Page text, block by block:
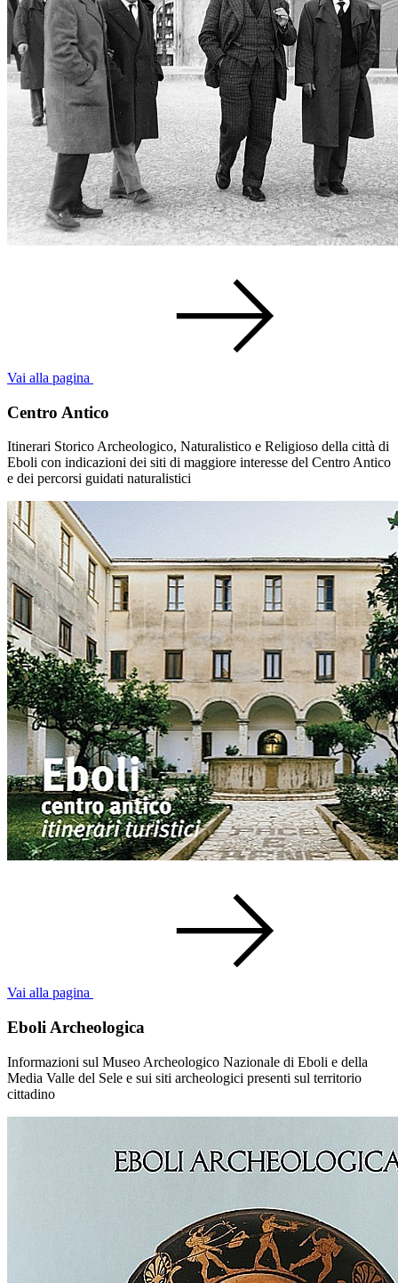
Vai alla pagina
Centro Antico
Itinerari Storico Archeologico, Naturalistico e Religioso della città di
Eboli con indicazioni dei siti di maggiore interesse del Centro Antico
e dei percorsi guidati naturalistici
Vai alla pagina
Eboli Archeologica
Informazioni sul Museo Archeologico Nazionale di Eboli e della
Media Valle del Sele e sui siti archeologici presenti sul territorio
cittadino